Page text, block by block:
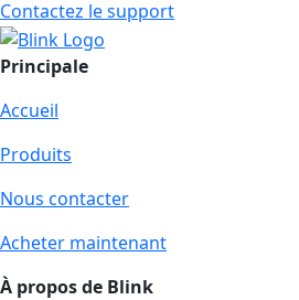
Contactez le support
Principale
Accueil
Produits
Nous contacter
Acheter maintenant
À propos de Blink